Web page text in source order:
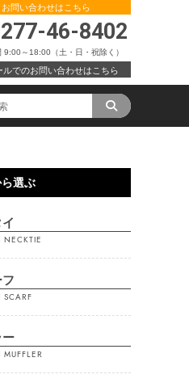
お問い合わせはこちら
46-8402
9:00～18:00（土・日・祝除く）
でのお問い合わせはこちら
選ぶ
ー